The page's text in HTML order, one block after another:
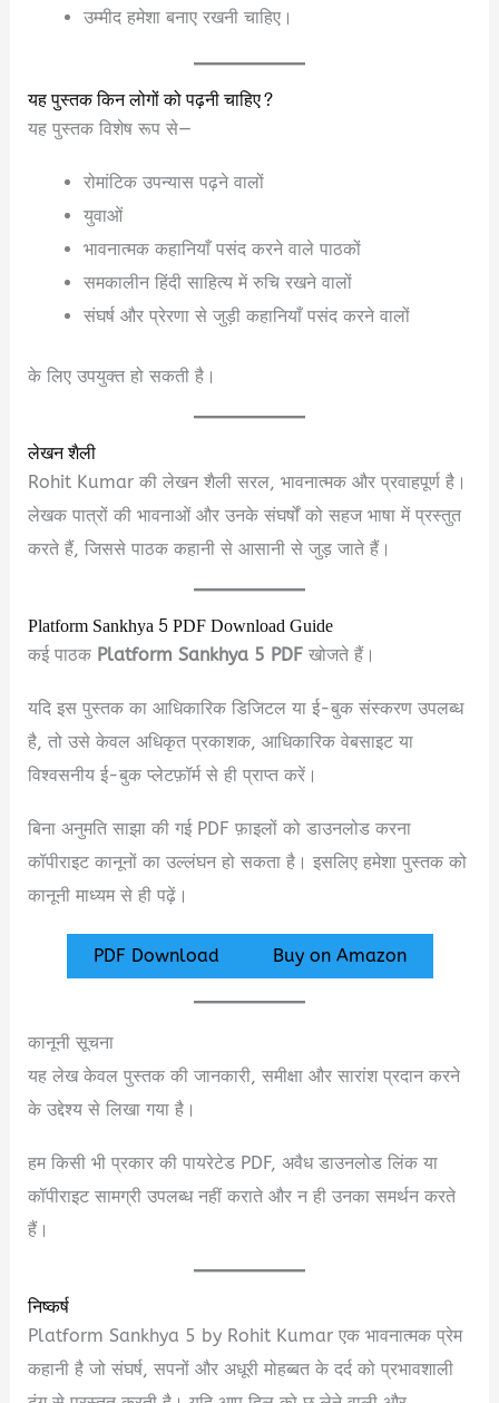
उम्मीद हमेशा बनाए रखनी चाहिए।
यह पुस्तक किन लोगों को पढ़नी चाहिए?
यह पुस्तक विशेष रूप से—
रोमांटिक उपन्यास पढ़ने वालों
युवाओं
भावनात्मक कहानियाँ पसंद करने वाले पाठकों
समकालीन हिंदी साहित्य में रुचि रखने वालों
संघर्ष और प्रेरणा से जुड़ी कहानियाँ पसंद करने वालों
के लिए उपयुक्त हो सकती है।
लेखन शैली
Rohit Kumar की लेखन शैली सरल, भावनात्मक और प्रवाहपूर्ण है।
लेखक पात्रों की भावनाओं और उनके संघर्षों को सहज भाषा में प्रस्तुत
करते हैं, जिससे पाठक कहानी से आसानी से जुड़ जाते हैं।
Platform Sankhya 5 PDF Download Guide
कई पाठक Platform Sankhya 5 PDFखोजते हैं।
यदि इस पुस्तक का आधिकारिक डिजिटल या ई-बुक संस्करण उपलब्ध
है, तो उसे केवल अधिकृत प्रकाशक, आधिकारिक वेबसाइट या
विश्वसनीय ई-बुक प्लेटफ़ॉर्म से ही प्राप्त करें।
बिना अनुमति साझा की गई PDF फ़ाइलों को डाउनलोड करना
कॉपीराइट कानूनों का उल्लंघन हो सकता है। इसलिए हमेशा पुस्तक को
कानूनी माध्यम से ही पढ़ें।
PDF Download Buy on Amazon
कानूनी सूचना
यह लेख केवल पुस्तक की जानकारी, समीक्षा और सारांश प्रदान करने
के उद्देश्य से लिखा गया है।
हम किसी भी प्रकार की पायरेटेड PDF, अवैध डाउनलोड लिंक या
कॉपीराइट सामग्री उपलब्ध नहीं कराते और न ही उनका समर्थन करते
हैं।
निष्कर्ष
Platform Sankhya 5 by Rohit Kumar एक भावनात्मक प्रेम
कहानी है जो संघर्ष, सपनों और अधूरी मोहब्बत के दर्द को प्रभावशाली